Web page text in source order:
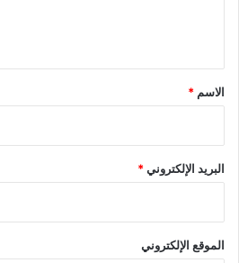
*
الاسم *
البريد الإلكتروني*
الموقع الإلكتروني